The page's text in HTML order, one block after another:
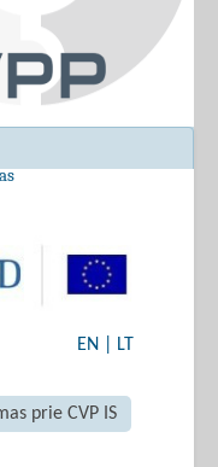
EN LT
prie CVP IS